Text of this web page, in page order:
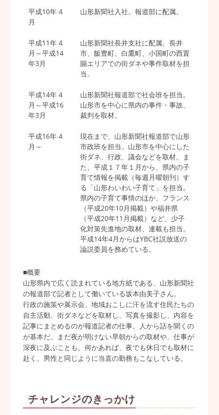
平成10年 4
月
山形新聞社入社。報道部に配属。
平成11年 4
月～平成14
年3月
山形新聞社長井支社に配属。長井
市、飯豊町、白鷹町、小国町の西置
賜エリアでの街ダネや事件取材を担
当。
平成14年 4
月～平成16
年3月
山形新聞社報道部で社会班を担当。
山形市を中心に県内の事件・事故、
裁判を取材。
平成16年 4
月～
現在まで、山形新聞社報道部で山形
市政班を担当。山形市を中心にした
街ダネ、行政、議会などを取材。ま
た、平成１７年１月から、県内の子
育て情報を掲載（毎週月曜朝刊）す
る「山形わいわい子育て」を担当。
県内の子育て事情のほか、フランス
（平成20年10月掲載）や福井県
（平成20年11月掲載）など、少子
化対策先進地の取材、連載も担当。
平成14年4月からはYBC社説放送の
論説委員を務めている。
■概要
山形県内で広く読まれている地方紙である、山形新聞社
の報道部で記者として働いている坂本由美子さん。
行政の施策や展示会、地域おこしに汗を流す住民たちの
自主活動、街ダネなどを取材し、写真を撮影し、内容を
記事にまとめるのが報道記者の仕事。人から話を聞くの
が基本だ。まだ夜が明けない早朝からの取材や、仕事が
深夜に及ぶことも。何かあれば、夜でも休日でも取材に
赴く。男性と同じように当直の勤務もこなしている。
チャレンジのきっかけ